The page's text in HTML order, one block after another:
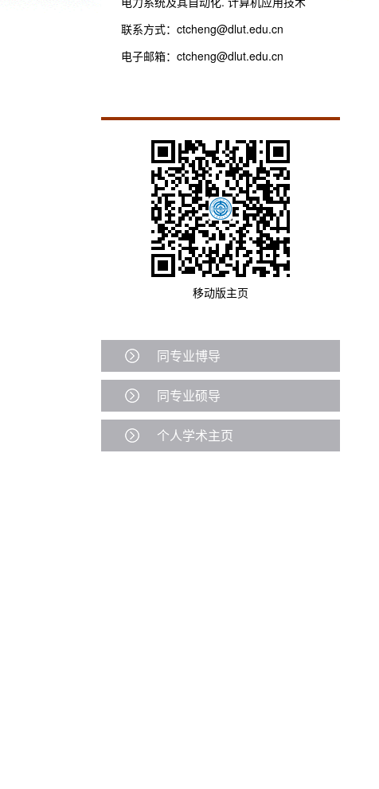
联系方式： ctcheng@dlut.edu.cn
电子邮箱： ctcheng@dlut.edu.cn
移动版主页
同专业博导
同专业硕导
个人学术主页